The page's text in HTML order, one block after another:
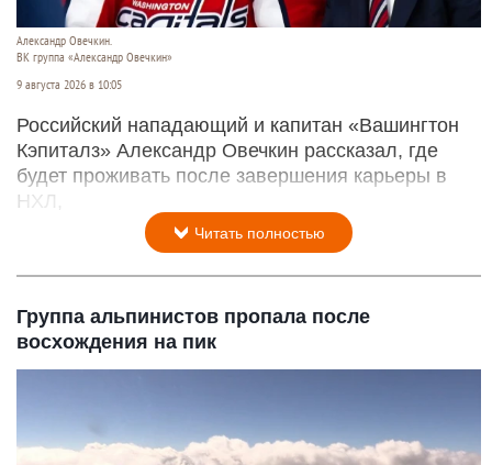
Александр Овечкин.
ВК группа «Александр Овечкин»
9 августа 2026 в 10:05
Российский нападающий и капитан «Вашингтон
Кэпиталз» Александр Овечкин рассказал, где
будет проживать после завершения карьеры в
НХЛ,
Читать полностью
Группа альпинистов пропала после
восхождения на пик